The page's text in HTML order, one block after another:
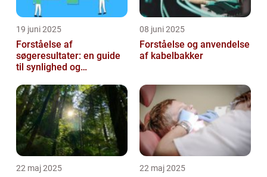
19 juni 2025
Forståelse af
søgeresultater: en guide
til synlighed og
08 juni 2025
Forståelse og anvendelse
af kabelbakker
22 maj 2025 22 maj 2025